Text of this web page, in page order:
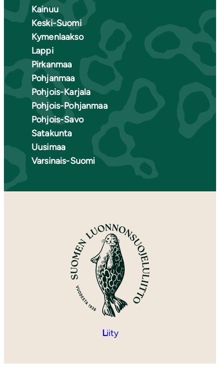
Kainuu
Keski-Suomi
Kymenlaakso
Lappi
Pirkanmaa
Pohjanmaa
Pohjois-Karjala
Pohjois-Pohjanmaa
Pohjois-Savo
Satakunta
Uusimaa
Varsinais-Suomi
Liity